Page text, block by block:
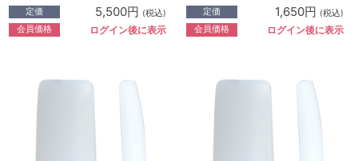
定価 5,500円 (税込)
会員価格 ログイン後に表示
定価 1,650円 (税込)
会員価格 ログイン後に表示